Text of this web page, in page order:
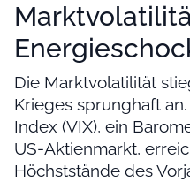
Die Marktvolatilität
Krieges sprunghaft
Index (VIX), ein
US-Aktienmarkt,
Höchststände des